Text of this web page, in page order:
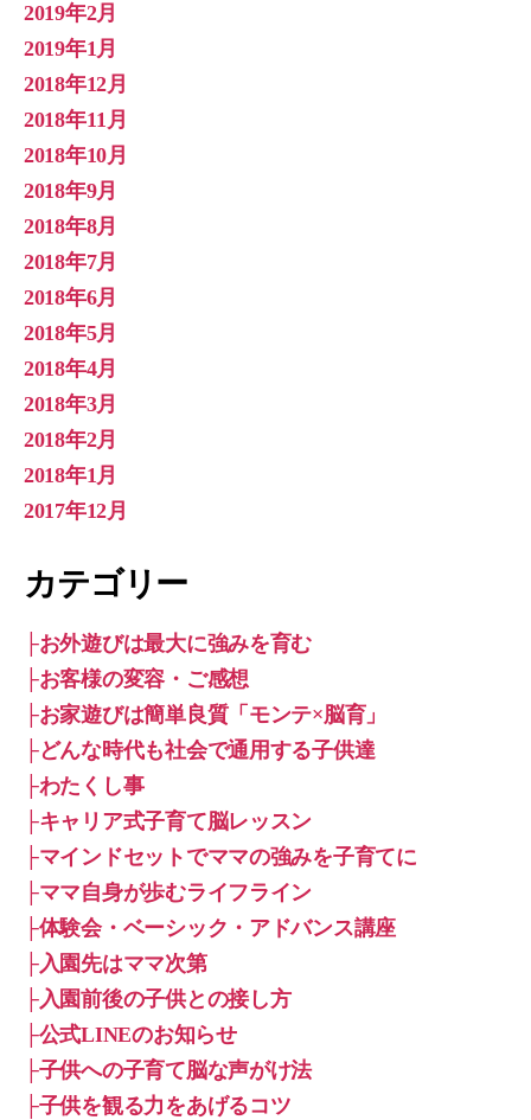
2019年2月
2019年1月
2018年12月
2018年11月
2018年10月
2018年9月
2018年8月
2018年7月
2018年6月
2018年5月
2018年4月
2018年3月
2018年2月
2018年1月
2017年12月
カテゴリー
├お外遊びは最大に強みを育む
├お客様の変容・ご感想
├お家遊びは簡単良質「モンテ×脳育」
├どんな時代も社会で通用する子供達
├わたくし事
├キャリア式子育て脳レッスン
├マインドセットでママの強みを子育てに
├ママ自身が歩むライフライン
├体験会・ベーシック・アドバンス講座
├入園先はママ次第
├入園前後の子供との接し方
├公式LINEのお知らせ
├子供への子育て脳な声がけ法
├子供を観る力をあげるコツ